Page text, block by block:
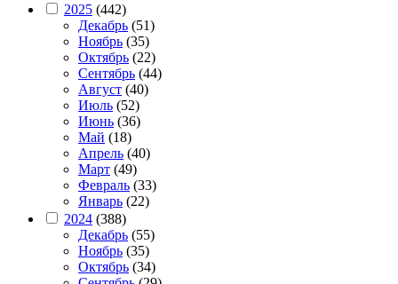
2025 (442)
Декабрь (51)
Ноябрь (35)
Октябрь (22)
Сентябрь (44)
Август (40)
Июль (52)
Июнь (36)
Май (18)
Апрель (40)
Март (49)
Февраль (33)
Январь (22)
2024 (388)
Декабрь (55)
Ноябрь (35)
Октябрь (34)